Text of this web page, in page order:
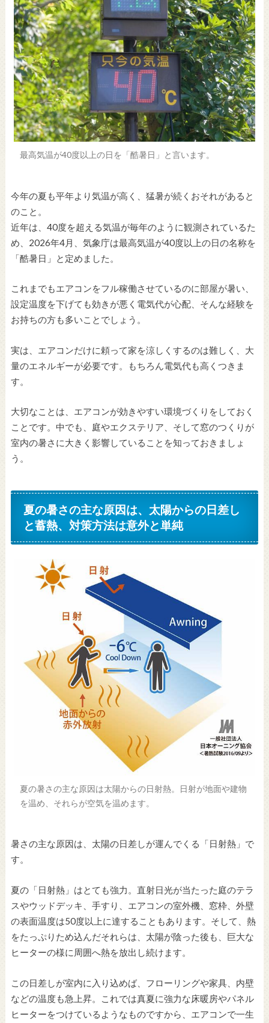
最高気温が40度以上の日を「酷暑日」と言います。
今年の夏も平年より気温が高く、猛暑が続くおそれがあると
のこと。
近年は、40度を超える気温が毎年のように観測されているた
め、2026年4月、気象庁は最高気温が40度以上の日の名称を
「酷暑日」と定めました。
これまでもエアコンをフル稼働させているのに部屋が暑い、
設定温度を下げても効きが悪く電気代が心配、そんな経験を
お持ちの方も多いことでしょう。
実は、エアコンだけに頼って家を涼しくするのは難しく、大
量のエネルギーが必要です。もちろん電気代も高くつきま
す。
大切なことは、エアコンが効きやすい環境づくりをしておく
ことです。中でも、庭やエクステリア、そして窓のつくりが
室内の暑さに大きく影響していることを知っておきましょ
う。
夏の暑さの主な原因は、太陽からの日差し
と蓄熱、対策方法は意外と単純
夏の暑さの主な原因は太陽からの日射熱。日射が地面や建物
を温め、それらが空気を温めます。
暑さの主な原因は、太陽の日差しが運んでくる「日射熱」で
す。
夏の「日射熱」はとても強力。直射日光が当たった庭のテラ
スやウッドデッキ、手すり、エアコンの室外機、窓枠、外壁
の表面温度は50度以上に達することもあります。そして、熱
をたっぷりため込んだそれらは、太陽が陰った後も、巨大な
ヒーターの様に周囲へ熱を放出し続けます。
この日差しが室内に入り込めば、フローリングや家具、内壁
などの温度も急上昇。これでは真夏に強力な床暖房やパネル
ヒーターをつけているようなものですから、エアコンで一生